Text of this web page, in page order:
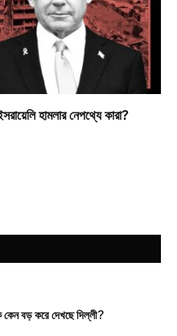
হামলার নেপথ্যে কারা?
কেন বড় করে দেখছে দিল্লী?